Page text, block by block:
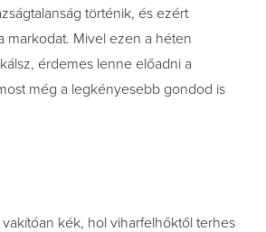
történik, és ezért
markodat. Mivel ezen a héten
érdemes lenne előadni a
még a legkényesebb gondod is
kék, hol viharfelhőktől terhes